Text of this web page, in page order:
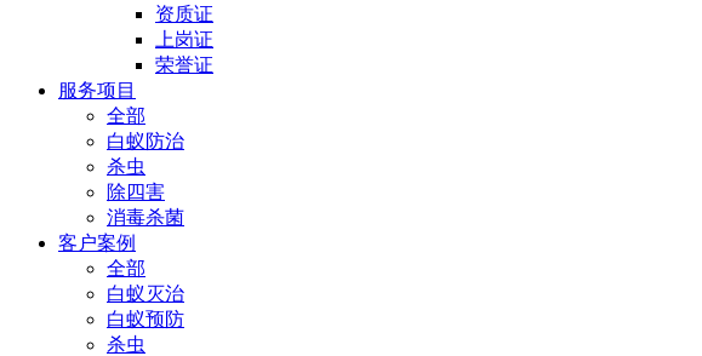
资质证
上岗证
荣誉证
服务项目
全部
白蚁防治
杀虫
除四害
消毒杀菌
客户案例
全部
白蚁灭治
白蚁预防
杀虫